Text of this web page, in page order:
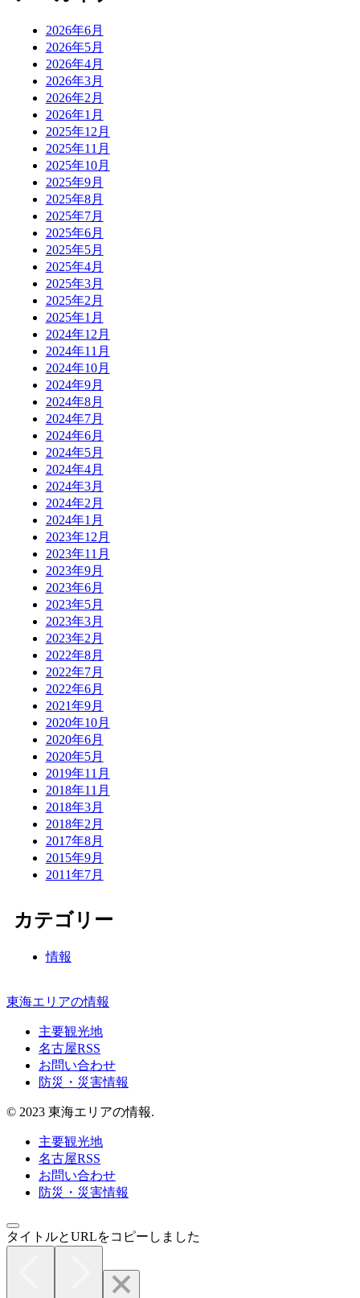
2026年6月
2026年5月
2026年4月
2026年3月
2026年2月
2026年1月
2025年12月
2025年11月
2025年10月
2025年9月
2025年8月
2025年7月
2025年6月
2025年5月
2025年4月
2025年3月
2025年2月
2025年1月
2024年12月
2024年11月
2024年10月
2024年9月
2024年8月
2024年7月
2024年6月
2024年5月
2024年4月
2024年3月
2024年2月
2024年1月
2023年12月
2023年11月
2023年9月
2023年6月
2023年5月
2023年3月
2023年2月
2022年8月
2022年7月
2022年6月
2021年9月
2020年10月
2020年6月
2020年5月
2019年11月
2018年11月
2018年3月
2018年2月
2017年8月
2015年9月
2011年7月
カテゴリー
情報
東海エリアの情報
主要観光地
名古屋RSS
お問い合わせ
防災・災害情報
© 2023 東海エリアの情報.
主要観光地
名古屋RSS
お問い合わせ
防災・災害情報
タイトルとURLをコピーしました